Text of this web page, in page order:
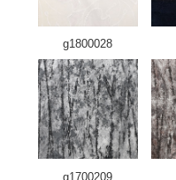
g1800028
g1700209